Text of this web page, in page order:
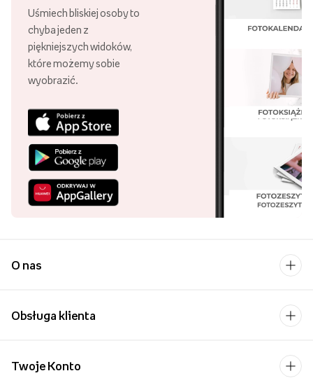
Uśmiech bliskiej osoby to
chyba jeden z
piękniejszych widoków,
które możemy sobie
wyobrazić.
O nas
Obsługa klienta
Twoje Konto